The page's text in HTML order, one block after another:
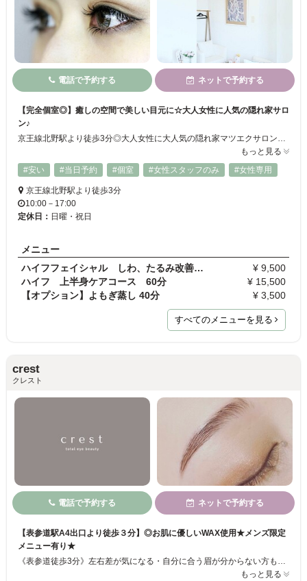
電話で予約する ネットで予約する
【完全個室◎】癒しの空間で美しい目元に☆大人女性に人気の隠れ家サロ
ン♪
京王線北野駅より徒歩3分◎大人女性に大人気の隠れ家マツエクサロン！自まつ毛になじみやすく負担の少ないセーブルエクステで、上品な目元を叶えます☆ごわつきも少なく、持ちが良いと大好評！話題のフラットラッシュもつけ放題をご用意しています♪サロン内は完全個室のプライベート空間。小さなお子様の同伴もOKですのでお気軽にお越しくださいませ！
もっと見る
#安い
#当日予約 #個室 #女性スタッフのみ #女性専用
京王線北野駅より徒歩3分
10:00－17:00
定休日： 日曜・祝日
メニュー
ハイフフェイシャル しわ、たるみ改善ケア（お顔全…
¥ 9,500
ハイフ 上半身ケアコース 60分
¥ 15,500
【オプション】よもぎ蒸し 40分
¥ 3,500
すべてのメニューを見る
crest
クレスト
電話で予約する ネットで予約する
【表参道駅A4出口より徒歩３分】◎お肌に優しいWAX使用★メンズ限定
メニュー有り★
《表参道徒歩3分》左右差が気になる・自分に合う眉が分からない方も、ベテランスタッフがあなたの自眉の状態と骨格・雰囲気から理想の眉をデザイン☆オンライン・マスクにも映えて、朝のメイクも簡単に！最先端技術のラッシュリフトや眉毛パーマ、眉毛エクステも導入！アイゾーン全体のデザインならcrestにお任せください◎まずはお気軽にご相談ください♪《Instagram @crestgroup2020》
もっと見る